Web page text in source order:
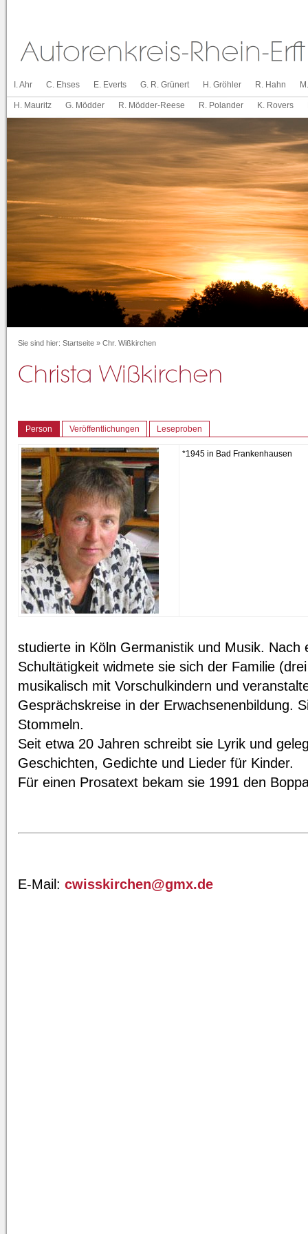
I. Ahr C. Ehses E. Everts G. R. Grünert H. Gröhler R. Hahn
H. Mauritz G. Mödder R. Mödder-Reese R. Polander K. Rovers
Sie sind hier: Startseite » Chr. Wißkirchen
Person Veröffentlichungen Leseproben
*1945 in Bad Frankenhausen
studierte in Köln Germanistik und Musik. Nach
Schultätigkeit widmete sie sich der Familie
musikalisch mit Vorschulkindern und
Gesprächskreise in der Erwachsenenbildung.
Stommeln.
Seit etwa 20 Jahren schreibt sie Lyrik und
Geschichten, Gedichte und Lieder für Kinder.
Für einen Prosatext bekam sie 1991 den
E-Mail: cwisskirchen@gmx.de